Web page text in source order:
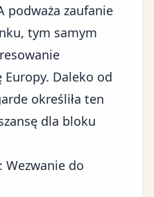
podważa zaufanie
tym samym
Daleko od
określiła ten
dla bloku
Wezwanie do